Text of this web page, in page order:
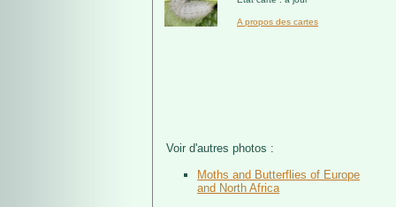
A propos des cartes
Voir d'autres photos :
Moths and Butterflies of Europe
and North Africa